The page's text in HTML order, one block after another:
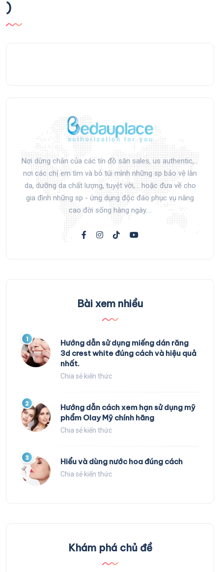
)
Nơi dừng chân của các tín đồ săn sales, us authentic,...
nơi các chị em tìm và bỏ túi mình những sp bảo vệ làn
da, dưỡng da chất lượng, tuyệt vời,... hoặc đưa về cho
gia đình những sp - ứng dụng độc đáo phục vụ nâng
cao đời sống hàng ngày....
Bài xem nhiều
1
Hướng dẫn sử dụng miếng dán răng
3d crest white đúng cách và hiệu quả
nhất.
Chia sẻ kiến thức
2
Hướng dẫn cách xem hạn sử dụng mỹ
phẩm Olay Mỹ chính hãng
Chia sẻ kiến thức
3 Hiểu và dùng nước hoa đúng cách
Chia sẻ kiến thức
Khám phá chủ đề